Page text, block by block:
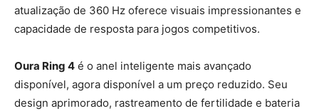
atualização de 360 ​​Hz oferece visuais impressionantes e
capacidade de resposta para jogos competitivos.
Oura Ring 4 é o anel inteligente mais avançado
disponível, agora disponível a um preço reduzido. Seu
design aprimorado, rastreamento de fertilidade e bateria